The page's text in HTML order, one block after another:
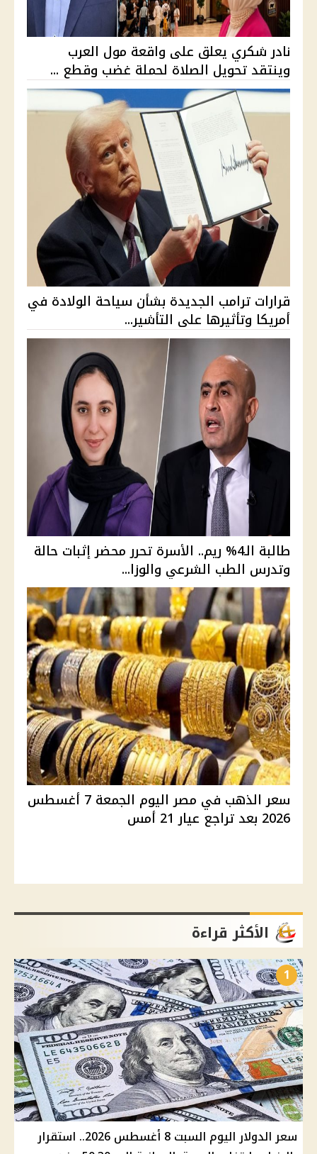
نادر شكري يعلق على واقعة مول العرب
وينتقد تحويل الصلاة لحملة غضب وقطع ...
قرارات ترامب الجديدة بشأن سياحة الولادة في
أمريكا وتأثيرها على التأشير...
طالبة الـ4% ريم.. الأسرة تحرر محضر إثبات حالة
وتدرس الطب الشرعي والوزا...
سعر الذهب في مصر اليوم الجمعة 7 أغسطس
2026 بعد تراجع عيار 21 أمس
الأكثر قراءة
1
سعر الدولار اليوم السبت 8 أغسطس 2026.. استقرار